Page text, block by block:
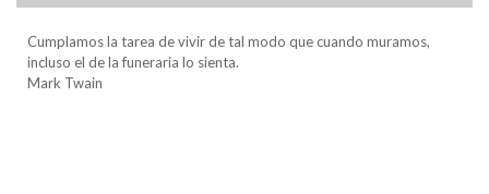
Cumplamos la tarea de vivir de tal modo que cuando muramos,
incluso el de la funeraria lo sienta.
Mark Twain